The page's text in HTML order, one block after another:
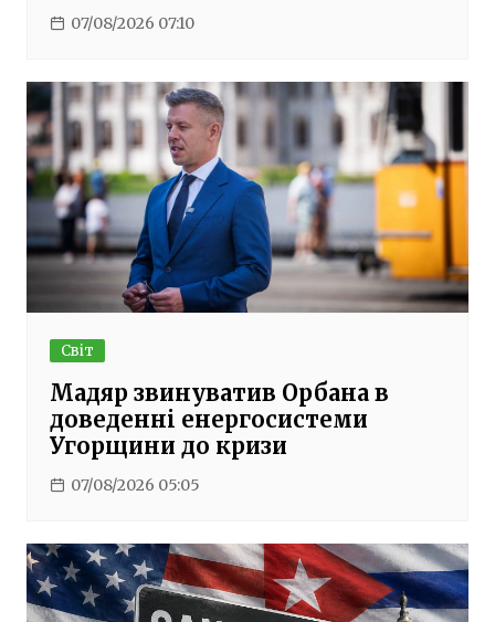
07/08/2026 07:10
Світ
Мадяр звинуватив Орбана в
доведенні енергосистеми
Угорщини до кризи
07/08/2026 05:05